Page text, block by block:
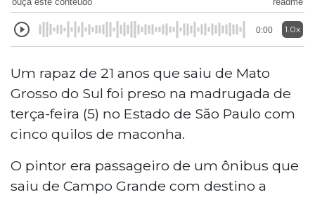
0:00 1.0x
Um rapaz de 21 anos que saiu de Mato
Grosso do Sul foi preso na madrugada de
terça-feira (5) no Estado de São Paulo com
cinco quilos de maconha.
O pintor era passageiro de um ônibus que
saiu de Campo Grande com destino a